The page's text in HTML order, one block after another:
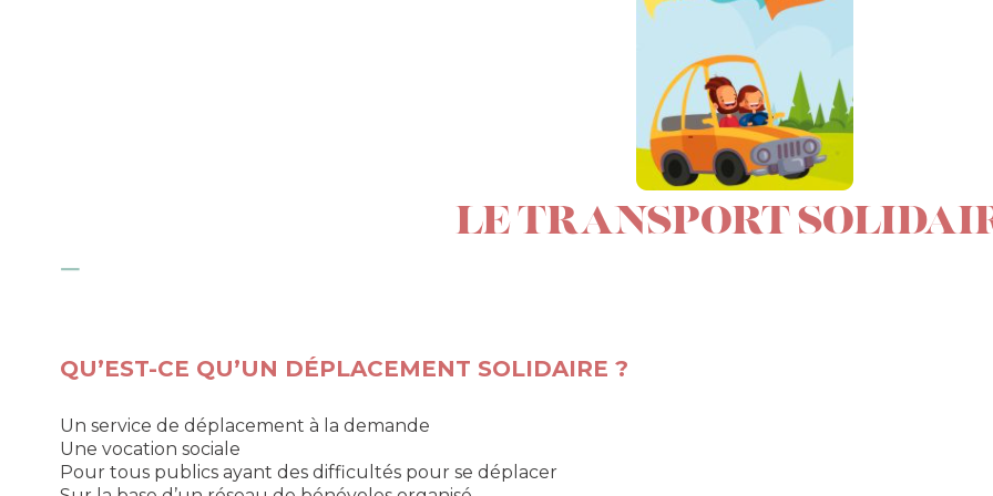
LE TRANSPORT
QU’EST-CE QU’UN DÉPLACEMENT SOLIDAIRE ?
Un service de déplacement à la demande
Une vocation sociale
Pour tous publics ayant des difficultés pour se déplacer